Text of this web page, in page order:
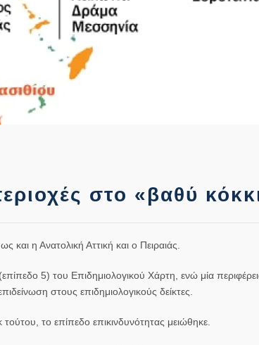
στο «βαθύ
η Ανατολική Αττική και ο Πειραιάς.
5) του Επιδημιολογικού Χάρτη, ενώ μία
στους επιδημιολογικούς δείκτες.
το επίπεδο επικινδυνότητας μειώθηκε.